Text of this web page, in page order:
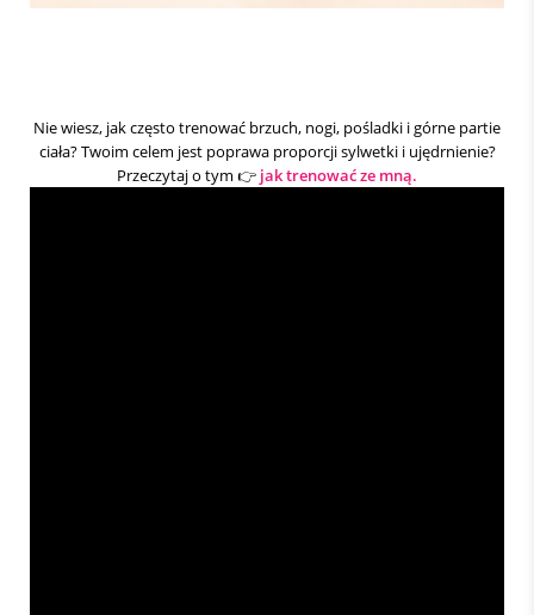
Nie wiesz, jak często trenować brzuch, nogi, pośladki i górne partie
ciała? Twoim celem jest poprawa proporcji sylwetki i ujędrnienie?
Przeczytaj o tym 👉 jak trenować ze mną.